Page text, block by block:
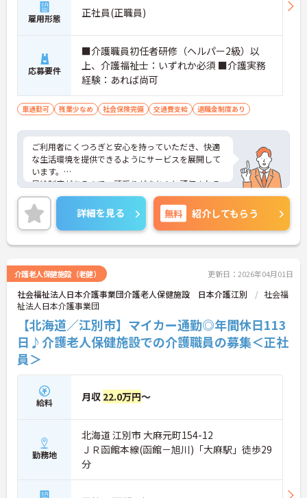
雇用形態 正社員(正職員)
応募要件
■介護職員初任者研修（ヘルパー2級）以
上、介護福祉士：いずれか必須 ■介護実務
経験：あれば尚可
車通勤可 残業少なめ 社会保険完備 交通費支給 退職金制度あり
ご利用者にくつろぎと安心を持っていただき、快適
な生活環境を提供できるようにサービスを展開して
います。
昇給制度があるので、頑張りがきちんと評価される
職場です。ご利用者一人ひとりに寄り添い、接する
ことができる方を募集しています。
ご興味のある方には、面接対策ポイントなど、さら
に詳細をお話しいたしますのでお気軽にご相談くだ
さい！
詳細を見る 無料 紹介してもらう
介護老人保健施設（老健） 更新日：2026年04月01日
社会福祉法人日本介護事業団介護老人保健施設 日本介護江別
社会福
祉法人日本介護事業団
【北海道／江別市】マイカー通勤◎年間休日113
日♪介護老人保健施設での介護職員の募集＜正社
員＞
給料 月収 22.0万円～
勤務地
北海道 江別市 大麻元町154-12
ＪＲ函館本線(函館－旭川)「大麻駅」徒歩29
分